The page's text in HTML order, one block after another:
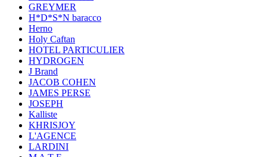
GREYMER
H*D*S*N baracco
Herno
Holy Caftan
HOTEL PARTICULIER
HYDROGEN
J Brand
JACOB COHEN
JAMES PERSE
JOSEPH
Kalliste
KHRISJOY
L'AGENCE
LARDINI